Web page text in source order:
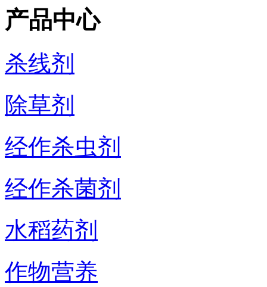
产品中心
杀线剂
除草剂
经作杀虫剂
经作杀菌剂
水稻药剂
作物营养